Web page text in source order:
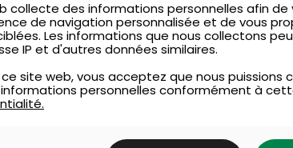
collecte des informations personnelles afin de
de navigation personnalisée et de vous
Les informations que nous collectons
IP et d'autres données similaires.
ce site web, vous acceptez que nous puissions
informations personnelles conformément à